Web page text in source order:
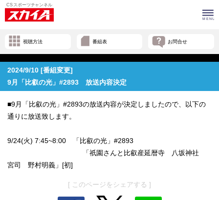
視聴方法 番組表 お問合せ
2024/9/10 [番組変更]
9月「比叡の光」#2893 放送内容決定
■9月「比叡の光」#2893の放送内容が決定しましたので、以下の
通りに放送致します。
9/24(火) 7:45~8:00 「比叡の光」#2893
「祇園さんと比叡産延暦寺 八坂神社
宮司 野村明義」[初]
[ このページをシェアする ]